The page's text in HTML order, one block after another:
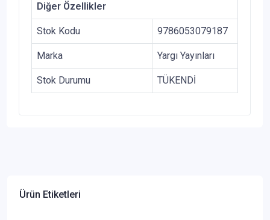
Diğer Özellikler
Stok Kodu 9786053079187
Marka Yargı Yayınları
Stok Durumu TÜKENDİ
Ürün Etiketleri